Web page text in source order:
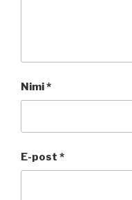
Nimi*
E-post *